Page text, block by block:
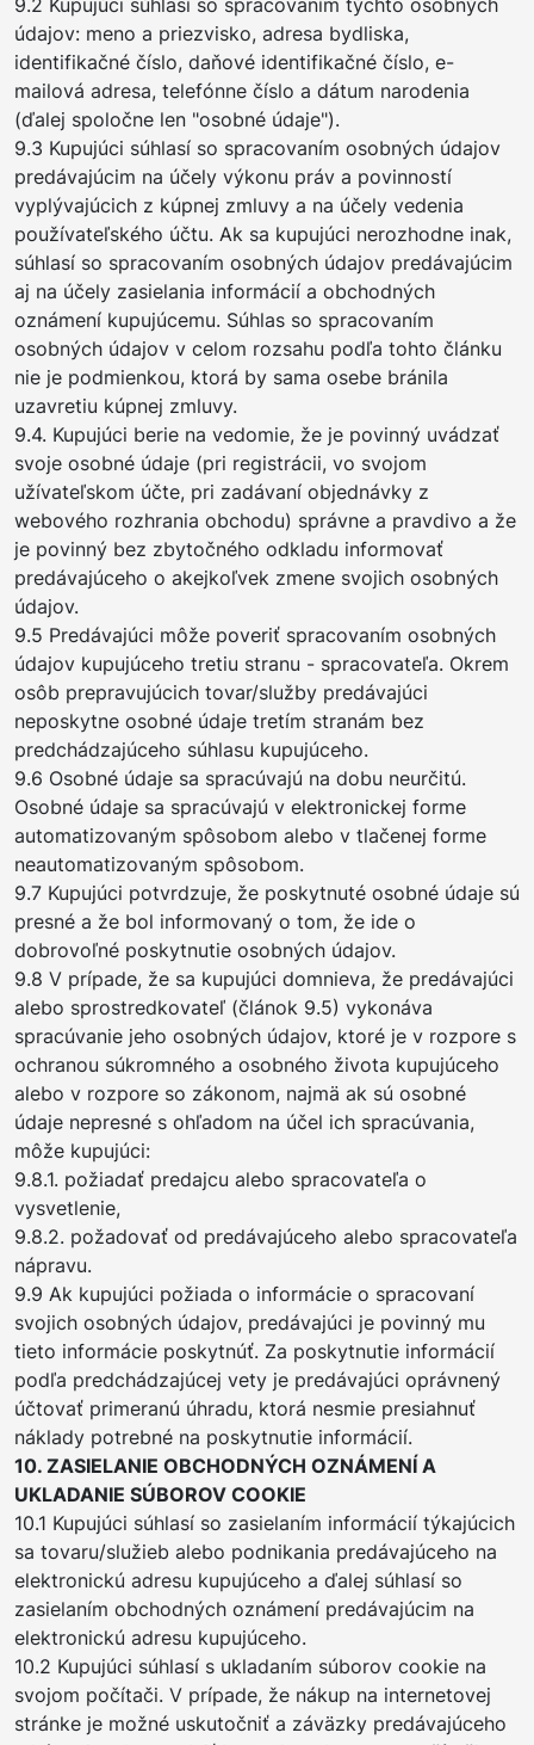
9.2 Kupujúci súhlasí so spracovaním týchto osobných
údajov: meno a priezvisko, adresa bydliska,
identifikačné číslo, daňové identifikačné číslo, e-
mailová adresa, telefónne číslo a dátum narodenia
(ďalej spoločne len "osobné údaje").
9.3 Kupujúci súhlasí so spracovaním osobných údajov
predávajúcim na účely výkonu práv a povinností
vyplývajúcich z kúpnej zmluvy a na účely vedenia
používateľského účtu. Ak sa kupujúci nerozhodne inak,
súhlasí so spracovaním osobných údajov predávajúcim
aj na účely zasielania informácií a obchodných
oznámení kupujúcemu. Súhlas so spracovaním
osobných údajov v celom rozsahu podľa tohto článku
nie je podmienkou, ktorá by sama osebe bránila
uzavretiu kúpnej zmluvy.
9.4. Kupujúci berie na vedomie, že je povinný uvádzať
svoje osobné údaje (pri registrácii, vo svojom
užívateľskom účte, pri zadávaní objednávky z
webového rozhrania obchodu) správne a pravdivo a že
je povinný bez zbytočného odkladu informovať
predávajúceho o akejkoľvek zmene svojich osobných
údajov.
9.5 Predávajúci môže poveriť spracovaním osobných
údajov kupujúceho tretiu stranu - spracovateľa. Okrem
osôb prepravujúcich tovar/služby predávajúci
neposkytne osobné údaje tretím stranám bez
predchádzajúceho súhlasu kupujúceho.
9.6 Osobné údaje sa spracúvajú na dobu neurčitú.
Osobné údaje sa spracúvajú v elektronickej forme
automatizovaným spôsobom alebo v tlačenej forme
neautomatizovaným spôsobom.
9.7 Kupujúci potvrdzuje, že poskytnuté osobné údaje sú
presné a že bol informovaný o tom, že ide o
dobrovoľné poskytnutie osobných údajov.
9.8 V prípade, že sa kupujúci domnieva, že predávajúci
alebo sprostredkovateľ (článok 9.5) vykonáva
spracúvanie jeho osobných údajov, ktoré je v rozpore s
ochranou súkromného a osobného života kupujúceho
alebo v rozpore so zákonom, najmä ak sú osobné
údaje nepresné s ohľadom na účel ich spracúvania,
môže kupujúci:
9.8.1. požiadať predajcu alebo spracovateľa o
vysvetlenie,
9.8.2. požadovať od predávajúceho alebo spracovateľa
nápravu.
9.9 Ak kupujúci požiada o informácie o spracovaní
svojich osobných údajov, predávajúci je povinný mu
tieto informácie poskytnúť. Za poskytnutie informácií
podľa predchádzajúcej vety je predávajúci oprávnený
účtovať primeranú úhradu, ktorá nesmie presiahnuť
náklady potrebné na poskytnutie informácií.
10. ZASIELANIE OBCHODNÝCH OZNÁMENÍ A
UKLADANIE SÚBOROV COOKIE
10.1 Kupujúci súhlasí so zasielaním informácií týkajúcich
sa tovaru/služieb alebo podnikania predávajúceho na
elektronickú adresu kupujúceho a ďalej súhlasí so
zasielaním obchodných oznámení predávajúcim na
elektronickú adresu kupujúceho.
10.2 Kupujúci súhlasí s ukladaním súborov cookie na
svojom počítači. V prípade, že nákup na internetovej
stránke je možné uskutočniť a záväzky predávajúceho